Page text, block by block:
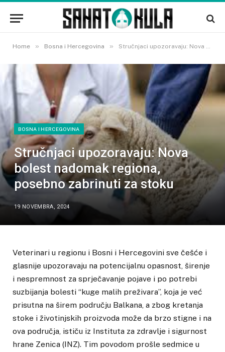
Home » Bosna i Hercegovina » Stručnjaci upozoravaju: Nova bolest nadomak regiona, posebno zabrinuti za stoku
BOSNA I HERCEGOVINA
Stručnjaci upozoravaju: Nova
bolest nadomak regiona,
posebno zabrinuti za stoku
19 NOVEMBRA, 2024
Veterinari u regionu i Bosni i Hercegovini sve češće i
glasnije upozoravaju na potencijalnu opasnost, širenje
i nespremnost za sprječavanje pojave i po potrebi
suzbijanja bolesti “kuge malih preživara”, koja je već
prisutna na širem području Balkana, a zbog kretanja
stoke i životinjskih proizvoda može da brzo stigne i na
ova područja, ističu iz Instituta za zdravlje i sigurnost
hrane Zenica (INZ). Tim povodom prošle sedmice u